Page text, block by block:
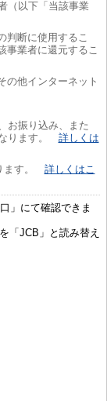
（以下「当該事業
判断に使用するこ
事業者に還元するこ
の他インターネット
お振り込み、また
ります。 詳しくは
ます。 詳しくはこ
」にて確認できま
「JCB」と読み替え